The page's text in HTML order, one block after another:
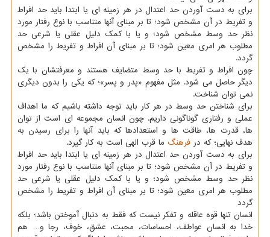
برای به دست آوردن حد اعتدال در هر زمینه ای یا ابتدا باید حد افراط
و تفریط در آن مشخص شود؛ تا بر مبنای آنها متناسب با نوع رفتار مورد
نظر حد وسط مشخص شود؛ و یا با کمک دلیل عقلی یا شرعی حد
مطلوب هر امری معین شود؛ تا بر مبنای آن افراط و تفریط را مشخص
گردد.
چون افراط و تفریط با حد وسط متضایف هستند و معرفتشان با یک
دیگر حاصل می شود. مثل مفهوم «پدر و پسر»؛ که یکی را بدون دیگری
نمی توان شناخت.
برای شناختن حد وسط در هر کار باید توجه داشته باشیم که ما اهداف
عملی و رفتاری گوناگونی داریم. چون انسان مجموعه ای است از توان
ها، قدرت ها، طاقت ها و استعدادها که باید آنها را برای رسیدن به
هدف نهایی؛ که در فرهنگ ما قرب الهی است به کار گیرد.
برای به دست آوردن حد اعتدال در هر زمینه ای یا ابتدا باید حد افراط
و تفریط در آن مشخص شود؛ تا بر مبنای آنها متناسب با نوع رفتار مورد
نظر حد وسط مشخص شود؛ و یا با کمک دلیل عقلی یا شرعی حد
مطلوب هر امری معین شود؛ تا بر مبنای آن افراط و تفریط را مشخص
گردد
انسان تنها قوه عاقله و تفکر نیست که فقط به دنبال آموختن باشد؛ بلکه
خدا به انسان عواطف، احساسات، محبت، عشق، خوف، رجا و… هم